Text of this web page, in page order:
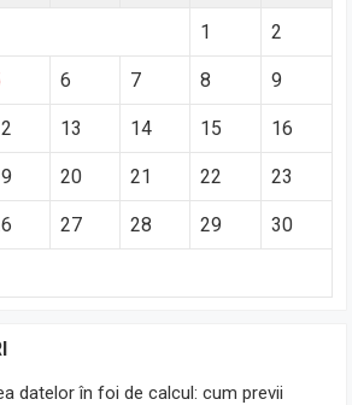
1 2
6 7 8 9
13 14 15 16
20 21 22 23
27 28 29 30
datelor în foi de calcul: cum previi